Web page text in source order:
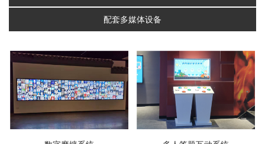
配套多媒体设备